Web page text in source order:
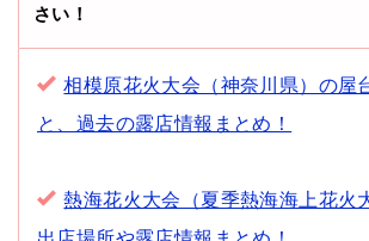
さい！
相模原花火大会（神奈川県）の屋
と、過去の露店情報まとめ！
熱海花火大会（夏季熱海海上花火